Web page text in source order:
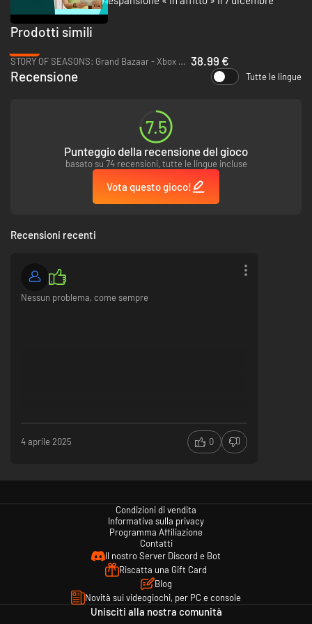
attrazioni che Tomarang ha da offrire è il mercato notturno, dove i
tuoi Sims scopriranno nuovi cibi e oggetti originali.
Prodotti simili
STORY OF SEASONS: Grand Bazaar - Xbox Series X|S 38.99 €
Recensione Tutte le lingue
7.5
Punteggio della recensione del gioco
basato su 74 recensioni, tutte le lingue incluse
Vota questo gioco!
Recensioni recenti
Nessun problema, come sempre
4 aprile 2025 0
Condizioni di vendita
Informativa sulla privacy
Programma Affiliazione
Contatti
Il nostro Server Discord e Bot
Riscatta una Gift Card
Blog
Novità sui videogiochi, per PC e console
Unisciti alla nostra comunità